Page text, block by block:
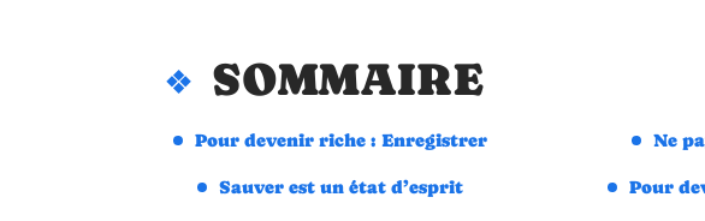
SOMMAIRE
Pour devenir riche : Enregistrer
Sauver est un état d’esprit
Ne
Pour